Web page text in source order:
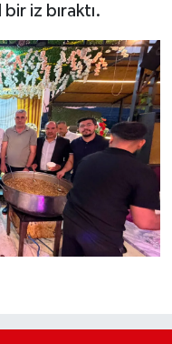
iz bıraktı.